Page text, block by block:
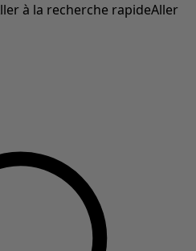
à la recherche rapideAller